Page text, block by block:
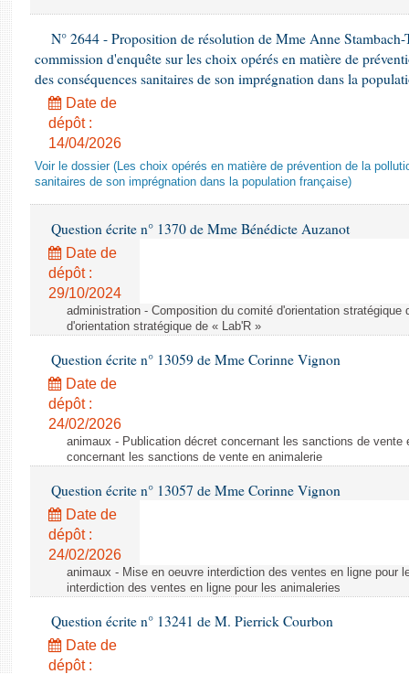
N° 2644 - Proposition de résolution de Mme Anne
commission d'enquête sur les choix opérés en matière de
des conséquences sanitaires de son imprégnation dans la
Date de
dépôt :
14/04/2026
Voir le dossier (Les choix opérés en matière de prévention de la
sanitaires de son imprégnation dans la population française)
Question écrite n° 1370 de Mme Bénédicte Auzanot
Date de
dépôt :
29/10/2024
administration - Composition du comité d'orientation stratégique
d'orientation stratégique de « Lab'R »
Question écrite n° 13059 de Mme Corinne Vignon
Date de
dépôt :
24/02/2026
animaux - Publication décret concernant les sanctions de vente
concernant les sanctions de vente en animalerie
Question écrite n° 13057 de Mme Corinne Vignon
Date de
dépôt :
24/02/2026
animaux - Mise en oeuvre interdiction des ventes en ligne pour
interdiction des ventes en ligne pour les animaleries
Question écrite n° 13241 de M. Pierrick Courbon
Date de
dépôt :